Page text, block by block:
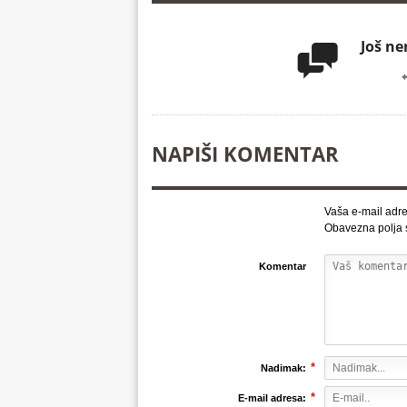
 Još
NAPIŠI KOMENTAR
Vaša e-mail
Obavezna polja
Komentar
Nadimak: *
E-mail adresa: *